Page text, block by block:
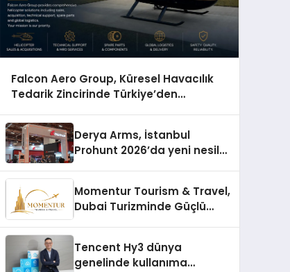
Falcon Aero Group, Küresel Havacılık
Tedarik Zincirinde Türkiye’den
Derya Arms, İstanbul
Prohunt 2026’da yeni nesil
Momentur Tourism & Travel,
Dubai Turizminde Güçlü
Tencent Hy3 dünya
genelinde kullanıma